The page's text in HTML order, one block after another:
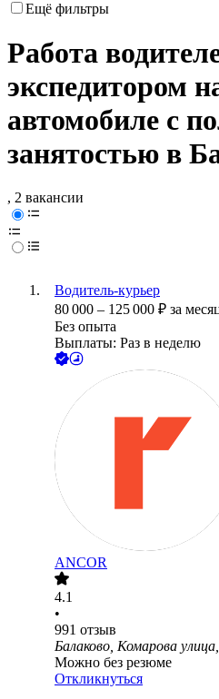
Ещё фильтры
Работа
экспедитором
автомобиле с
занятостью в
, 2 вакансии
Водитель-курьер
80 000 – 125 000 ₽ за
Без опыта
Выплаты: Раз в неделю
ANCOR
4.1
•
991 отзыв
Балаково, Комарова
Можно без резюме
Откликнуться